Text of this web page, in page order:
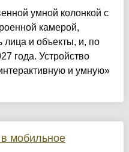
умной колонкой с
камерой,
лица и объекты, и, по
года. Устройство
и умную»
мобильное